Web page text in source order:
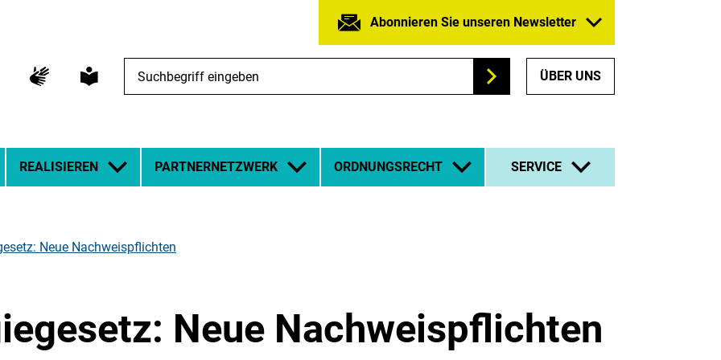
Abonnieren Sie unseren Newsletter
eingeben
Suchen
ÜBER UNS
REALISIEREN PARTNERNETZWERK ORDNUNGSRECHT SERVICE
Neue Nachweispflichten
Neue Nachweispflichten